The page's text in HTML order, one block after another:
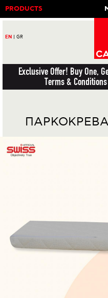
PRODUCTS
EN GR
Exclusive Offer! Buy One,
Terms &